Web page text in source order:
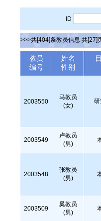
ID
>>>共[404]条教员信息 共[27]
教员
编号
姓名
性别
2003550
马教员
(女)
研
2003549
卢教员
(男)
2003548
张教员
(男)
2003509
奚教员
(男)